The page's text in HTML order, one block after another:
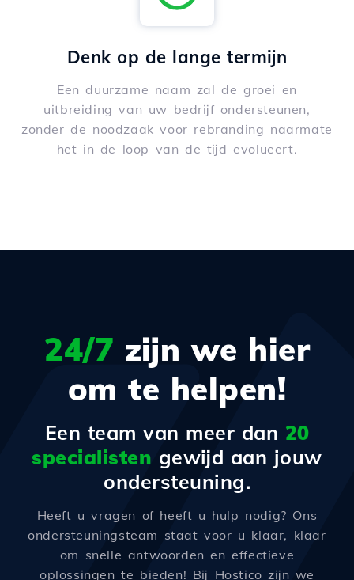
Denk op de lange termijn
Een duurzame naam zal de groei en
uitbreiding van uw bedrijf ondersteunen,
zonder de noodzaak voor rebranding naarmate
het in de loop van de tijd evolueert.
24/7 zijn we hier
om te helpen!
Een team van meer dan 20
specialisten gewijd aan jouw
ondersteuning.
Heeft u vragen of heeft u hulp nodig? Ons
ondersteuningsteam staat voor u klaar, klaar
om snelle antwoorden en effectieve
oplossingen te bieden! Bij Hostico zijn we